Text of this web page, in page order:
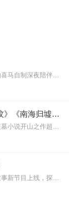
欢迎各位关注和订阅我参与创作的喜马自制深夜陪伴谈话栏目《听你说·百态人声》【听你说·百态人声】每晚直播连线真实人间故事|叶文现场互动中|人间冷暖，抱团取暖每周...
鬼吹灯2合集｜含《黄皮子坟》《南海归墟》《怒晴湘西》《巫峡棺山》｜天下霸唱著丨有声的紫襟领衔多人有声剧
强烈推荐悬疑类题材殿堂级作品盗墓小说开山之作超人气王牌主播有声的紫襟倾情演绎3D音效制作喜马拉雅年度巨献内含《黄皮幽冢》电影原著《黄皮子坟》作品简介人点烛...
感动的、治愈的、伴你入眠的好故事新节目上线，探索现实世界的无尽魅力，追求对生活的真实记录《听见人间真相》（点击名称，直达专辑）网易人间故事集持续更新中，邀您关注...